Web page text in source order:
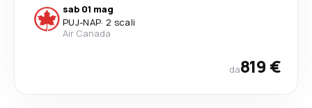
sab 01 mag
PUJ-NAP· 2 scali
Air Canada
da819 €